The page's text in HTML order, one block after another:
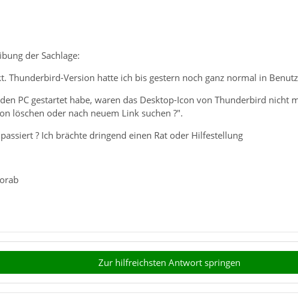
der Sachlage:
Thunderbird-Version hatte ich bis gestern noch ganz normal in
PC gestartet habe, waren das Desktop-Icon von Thunderbird nicht
löschen oder nach neuem Link suchen ?".
? Ich brächte dringend einen Rat oder Hilfestellung
Zur hilfreichsten Antwort springen